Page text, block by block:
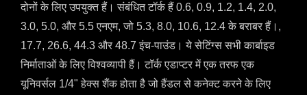
दोनों के लिए उपयुक्त हैं। संबंधित टॉर्क हैं 0.6, 0.9, 1.2, 1.4, 2.0,
3.0, 5.0, और 5.5 एनएम, जो 5.3, 8.0, 10.6, 12.4 के बराबर हैं।,
17.7, 26.6, 44.3 और 48.7 इंच-पाउंड। ये सेटिंग्स सभी कार्बाइड
निर्माताओं के लिए विश्वव्यापी हैं। टॉर्क एडाप्टर में एक तरफ एक
यूनिवर्सल 1/4" हेक्स शैंक होता है जो हैंडल से कनेक्ट करने के लिए